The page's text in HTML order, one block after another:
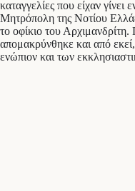
καταγγελίες που είχαν
Μητρόπολη της Νοτίου
το οφίκιο του
απομακρύνθηκε και από
ενώπιον και των